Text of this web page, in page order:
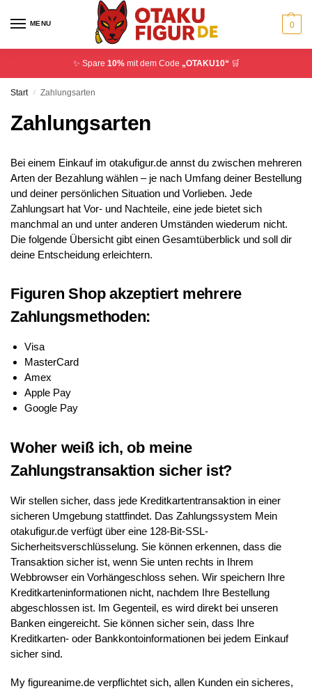
MENU 0
✨ Spare 10%mit dem Code „OTAKU10“ 🛒
Start / Zahlungsarten
Zahlungsarten
Bei einem Einkauf im otakufigur.de annst du zwischen mehreren
Arten der Bezahlung wählen – je nach Umfang deiner Bestellung
und deiner persönlichen Situation und Vorlieben. Jede
Zahlungsart hat Vor- und Nachteile, eine jede bietet sich
manchmal an und unter anderen Umständen wiederum nicht.
Die folgende Übersicht gibt einen Gesamtüberblick und soll dir
deine Entscheidung erleichtern.
Figuren Shop akzeptiert mehrere
Zahlungsmethoden:
Visa
MasterCard
Amex
Apple Pay
Google Pay
Woher weiß ich, ob meine
Zahlungstransaktion sicher ist?
Wir stellen sicher, dass jede Kreditkartentransaktion in einer
sicheren Umgebung stattfindet. Das Zahlungssystem Mein
otakufigur.de verfügt über eine 128-Bit-SSL-
Sicherheitsverschlüsselung. Sie können erkennen, dass die
Transaktion sicher ist, wenn Sie unten rechts in Ihrem
Webbrowser ein Vorhängeschloss sehen. Wir speichern Ihre
Kreditkarteninformationen nicht, nachdem Ihre Bestellung
abgeschlossen ist. Im Gegenteil, es wird direkt bei unseren
Banken eingereicht. Sie können sicher sein, dass Ihre
Kreditkarten- oder Bankkontoinformationen bei jedem Einkauf
sicher sind.
My figureanime.de verpflichtet sich, allen Kunden ein sicheres,